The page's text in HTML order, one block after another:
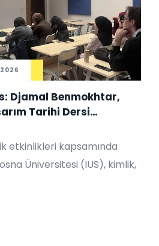
2026
Djamal Benmokhtar,
Tarihi Dersi
etkinlikleri kapsamında
Üniversitesi (IUS), kimlik,